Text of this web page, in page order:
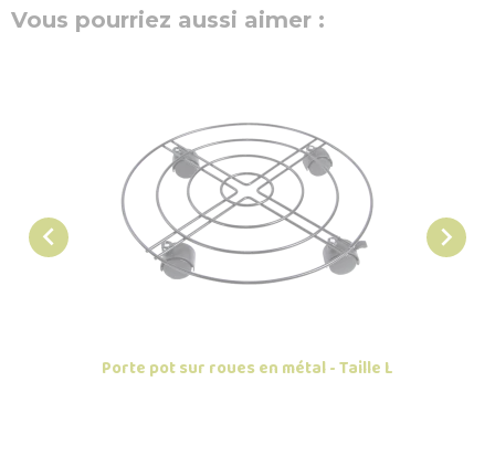
Vous pourriez aussi aimer :

Porte pot sur roues en métal - Taille L
